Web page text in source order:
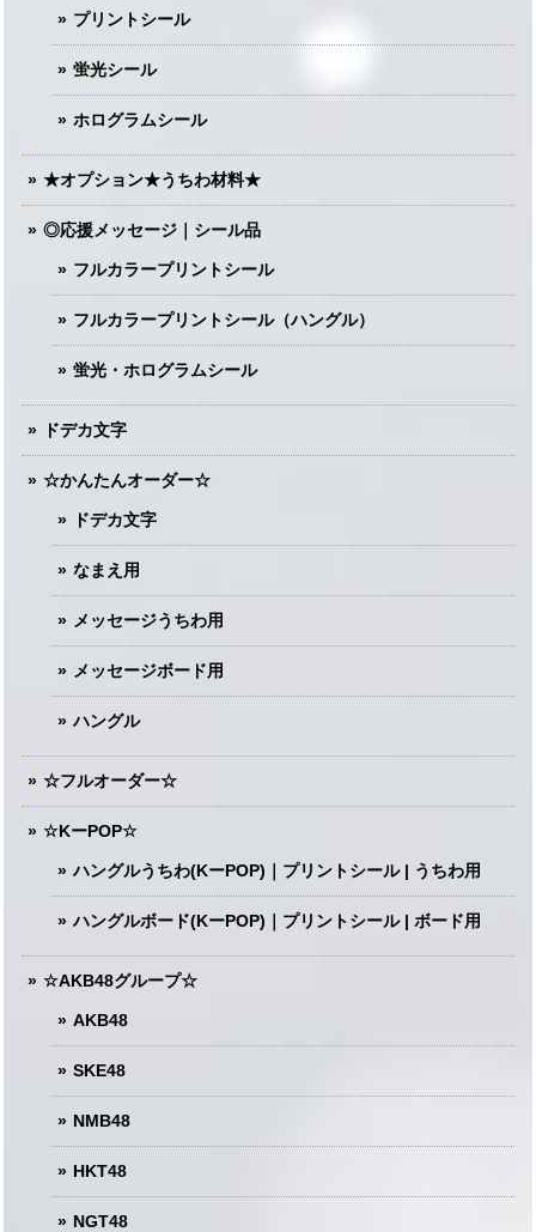
プリントシール
蛍光シール
ホログラムシール
★オプション★うちわ材料★
◎応援メッセージ｜シール品
フルカラープリントシール
フルカラープリントシール（ハングル）
蛍光・ホログラムシール
ドデカ文字
☆かんたんオーダー☆
ドデカ文字
なまえ用
メッセージうちわ用
メッセージボード用
ハングル
☆フルオーダー☆
☆KーPOP☆
ハングルうちわ(KーPOP)｜プリントシール | うちわ用
ハングルボード(KーPOP)｜プリントシール | ボード用
☆AKB48グループ☆
AKB48
SKE48
NMB48
HKT48
NGT48